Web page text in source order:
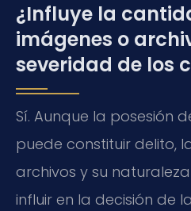
¿Influye la
imágenes o
severidad de los
Sí. Aunque la posesión
puede constituir delito,
archivos y su
influir en la decisión de